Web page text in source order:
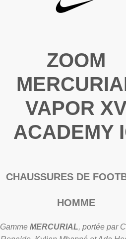
ZOOM
VAPOR
ACADEMY
CHAUSSURES DE
HOMME
GammeMERCURIAL, portée par